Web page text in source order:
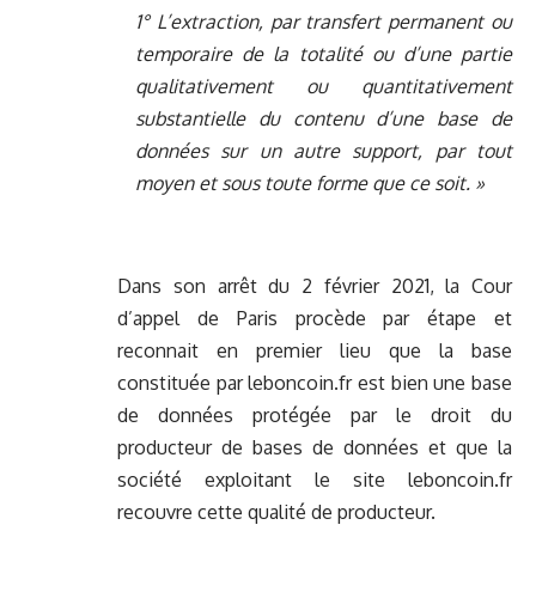
1° L’extraction, par transfert permanent ou
temporaire de la totalité ou d’une partie
qualitativement ou quantitativement
substantielle du contenu d’une base de
données sur un autre support, par tout
moyen et sous toute forme que ce soit. »
Dans son arrêt du 2 février 2021, la Cour
d’appel de Paris procède par étape et
reconnait en premier lieu que la base
constituée par leboncoin.fr est bien une base
de données protégée par le droit du
producteur de bases de données et que la
société exploitant le site leboncoin.fr
recouvre cette qualité de producteur.